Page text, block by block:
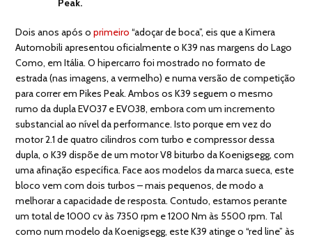
Peak.
Dois anos após oprimeiro “adoçar de boca”, eis que a Kimera
Automobili apresentou oficialmente o K39 nas margens do Lago
Como, em Itália. O hipercarro foi mostrado no formato de
estrada (nas imagens, a vermelho) e numa versão de competição
para correr em Pikes Peak. Ambos os K39 seguem o mesmo
rumo da dupla EVO37 e EVO38, embora com um incremento
substancial ao nível da performance. Isto porque em vez do
motor 2.1 de quatro cilindros com turbo e compressor dessa
dupla, o K39 dispõe de um motor V8 biturbo da Koenigsegg, com
uma afinação específica. Face aos modelos da marca sueca, este
bloco vem com dois turbos – mais pequenos, de modo a
melhorar a capacidade de resposta. Contudo, estamos perante
um total de 1000 cv às 7350 rpm e 1200 Nm às 5500 rpm. Tal
como num modelo da Koenigsegg, este K39 atinge o “red line” às